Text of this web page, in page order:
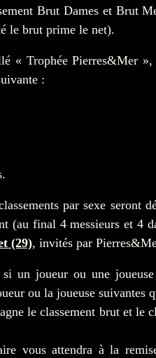
Brut Dames et Brut
le brut prime le net).
« Trophée Pierres&Mer
:
par sexe seront
(au final 4 messieurs et 4
(29), invités par
un joueur ou une
ou la joueuse suivantes
le classement brut et le
vous attendra à la